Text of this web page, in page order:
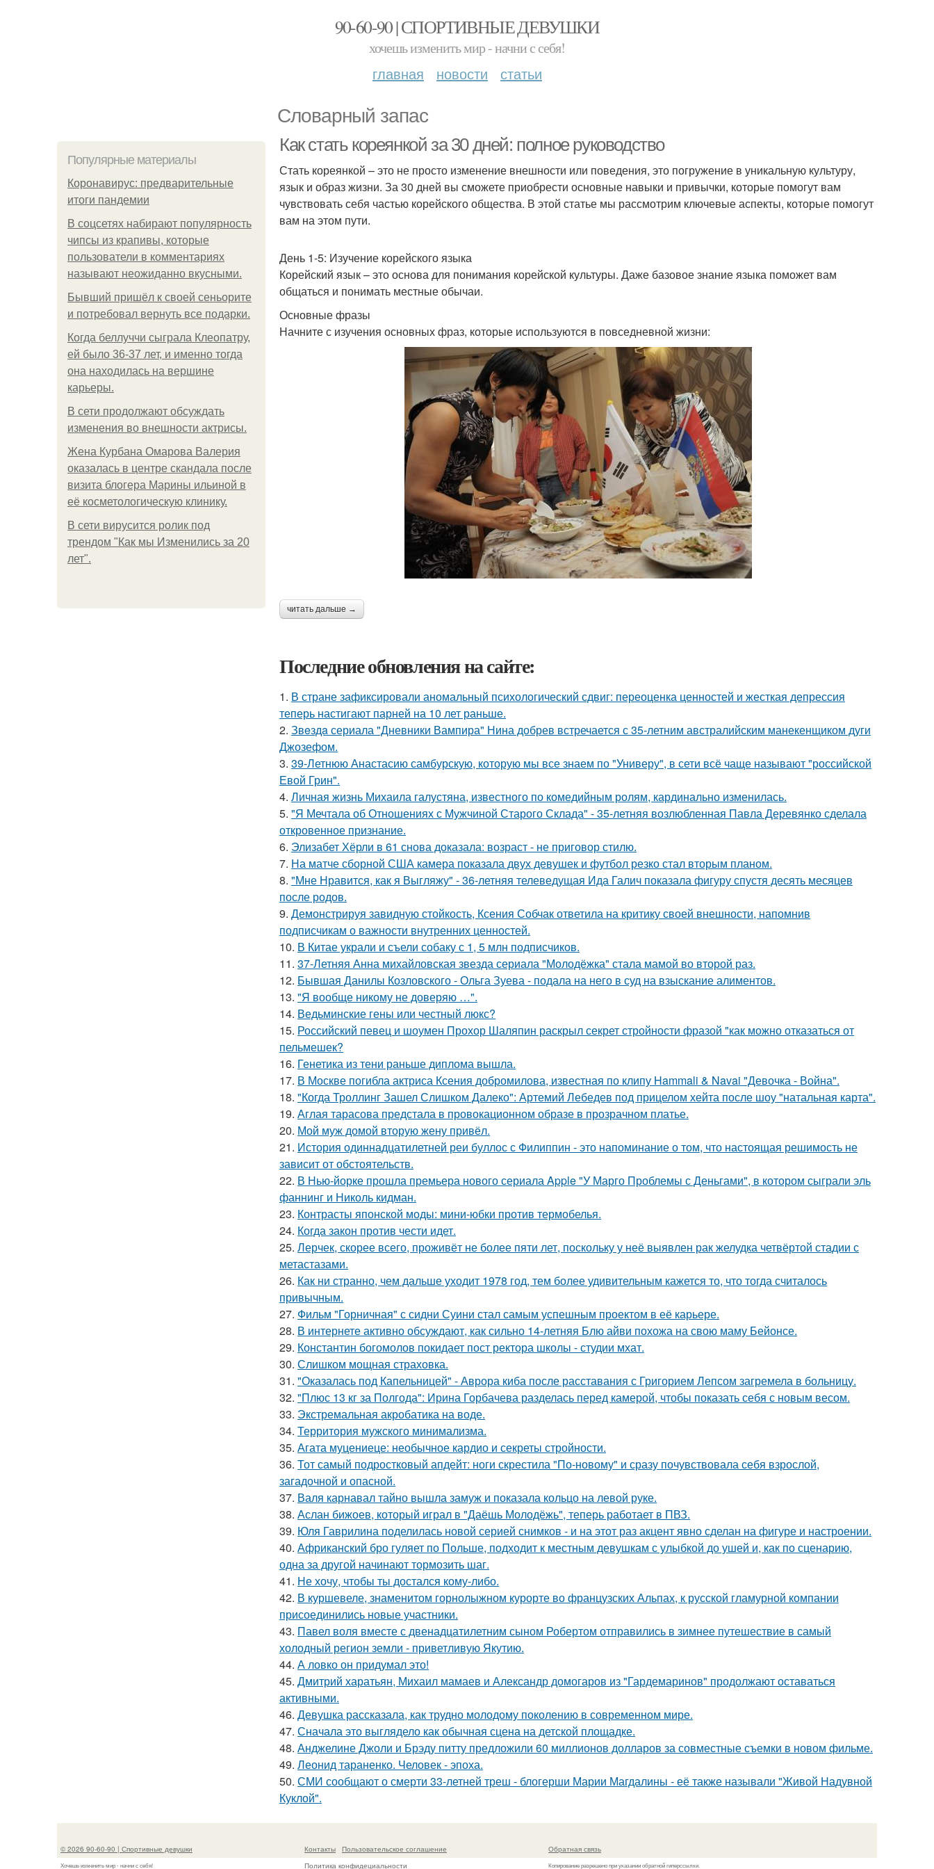
90-60-90 | СПОРТИВНЫЕ ДЕВУШКИ
хочешь изменить мир - начни с себя!
главная новости статьи
Словарный запас
Популярные материалы
Коронавирус: предварительные
итоги пандемии
В соцсетях набирают популярность
чипсы из крапивы, которые
пользователи в комментариях
называют неожиданно вкусными.
Бывший пришёл к своей сеньорите
и потребовал вернуть все подарки.
Когда беллуччи сыграла Клеопатру,
ей было 36-37 лет, и именно тогда
она находилась на вершине
карьеры.
В сети продолжают обсуждать
изменения во внешности актрисы.
Жена Курбана Омарова Валерия
оказалась в центре скандала после
визита блогера Марины ильиной в
её косметологическую клинику.
В сети вирусится ролик под
трендом "Как мы Изменились за 20
лет".
Как стать кореянкой за 30 дней: полное руководство
Стать кореянкой – это не просто изменение внешности или поведения, это погружение в уникальную культуру,
язык и образ жизни. За 30 дней вы сможете приобрести основные навыки и привычки, которые помогут вам
чувствовать себя частью корейского общества. В этой статье мы рассмотрим ключевые аспекты, которые помогут
вам на этом пути.
День 1-5: Изучение корейского языка
Корейский язык – это основа для понимания корейской культуры. Даже базовое знание языка поможет вам
общаться и понимать местные обычаи.
Основные фразы
Начните с изучения основных фраз, которые используются в повседневной жизни:
читать дальше →
Последние обновления на сайте:
1. В стране зафиксировали аномальный психологический сдвиг: переоценка ценностей и жесткая депрессия
теперь настигают парней на 10 лет раньше.
2. Звeздa сериала "Дневники Вампира" Нина добрев встречается с 35-летним австралийским манекенщиком дуги
Джозефом.
3. 39-Летнюю Анастасию самбурскую, которую мы все знаем по "Универу", в сети всё чаще называют "российской
Евой Грин".
4. Личная жизнь Михаила галустяна, известного по комедийным ролям, кардинально изменилась.
5. "Я Мечтала об Отношениях с Мужчиной Старого Склада" - 35-летняя возлюбленная Павла Деревянко сделала
откровенное признание.
6. Элизабет Хёрли в 61 снова доказала: возраст - не приговор стилю.
7. На матче сборной США камера показала двух девушек и футбол резко стал вторым планом.
8. "Мне Нравится, как я Выгляжу" - 36-летняя телеведущая Ида Галич показала фигуру спустя десять месяцев
после родов.
9. Демонстрируя завидную стойкость, Ксения Собчак ответила на критику своей внешности, напомнив
подписчикам о важности внутренних ценностей.
10. В Китае украли и съели собаку с 1, 5 млн подписчиков.
11. 37-Летняя Анна михайловская звезда сериала "Молодёжка" стала мамой во второй раз.
12. Бывшая Данилы Козловского - Ольга Зуева - подала на него в суд на взыскание алиментов.
13. "Я вообще никому не доверяю …".
14. Ведьминские гены или честный люкс?
15. Российский певец и шоумен Прохор Шаляпин раскрыл секрет стройности фразой "как можно отказаться от
пельмешек?
16. Генетика из тени раньше диплома вышла.
17. В Москве погибла актриса Ксения добромилова, известная по клипу Hammali & Navai "Девочка - Война".
18. "Когда Троллинг Зашел Слишком Далеко": Артемий Лебедев под прицелом хейта после шоу "натальная карта".
19. Аглая тарасова предстала в провокационном образе в прозрачном платье.
20. Мой муж домой вторую жену привёл.
21. История одиннадцатилетней реи буллос с Филиппин - это напоминание о том, что настоящая решимость не
зависит от обстоятельств.
22. В Нью-йорке прошла премьера нового сериала Apple "У Марго Проблемы с Деньгами", в котором сыграли эль
фаннинг и Николь кидман.
23. Контрасты японской моды: мини-юбки против термобелья.
24. Когда закон против чести идет.
25. Лерчек, скорее всего, проживёт не более пяти лет, поскольку у неё выявлен рак желудка четвёртой стадии с
метастазами.
26. Как ни странно, чем дальше уходит 1978 год, тем более удивительным кажется то, что тогда считалось
привычным.
27. Фильм "Горничная" с сидни Суини стал самым успешным проектом в её карьере.
28. В интернете активно обсуждают, как сильно 14-летняя Блю айви похожа на свою маму Бейонсе.
29. Константин богомолов покидает пост ректора школы - студии мхат.
30. Слишком мощная страховка.
31. "Оказалась под Капельницей" - Аврора киба после расставания с Григорием Лепсом загремела в больницу.
32. "Плюс 13 кг за Полгода": Ирина Горбачева разделась перед камерой, чтобы показать себя с новым весом.
33. Экстремальная акробатика на воде.
34. Территория мужского минимализма.
35. Агата муцениеце: необычное кардио и секреты стройности.
36. Тот самый подростковый апдейт: ноги скрестила "По-новому" и сразу почувствовала себя взрослой,
загадочной и опасной.
37. Валя карнавал тайно вышла замуж и показала кольцо на левой руке.
38. Аслан бижоев, который играл в "Даёшь Молодёжь", теперь работает в ПВЗ.
39. Юля Гаврилина поделилась новой серией снимков - и на этот раз акцент явно сделан на фигуре и настроении.
40. Африканский бро гуляет по Польше, подходит к местным девушкам с улыбкой до ушей и, как по сценарию,
одна за другой начинают тормозить шаг.
41. Не хочу, чтобы ты достался кому-либо.
42. В куршевеле, знаменитом горнолыжном курорте во французских Альпах, к русской гламурной компании
присоединились новые участники.
43. Павел воля вместе с двенадцатилетним сыном Робертом отправились в зимнее путешествие в самый
холодный регион земли - приветливую Якутию.
44. А ловко он придумал это!
45. Дмитрий харатьян, Михаил мамаев и Александр домогаров из "Гардемаринов" продолжают оставаться
активными.
46. Девушка рассказала, как трудно молодому поколению в современном мире.
47. Сначала это выглядело как обычная сцена на детской площадке.
48. Анджелине Джоли и Брэду питту предложили 60 миллионов долларов за совместные съемки в новом фильме.
49. Леонид тараненко. Человек - эпоха.
50. СМИ сообщают о смерти 33-летней треш - блогерши Марии Магдалины - её также называли "Живой Надувной
Куклой".
© 2026 90-60-90 | Спортивные девушки
Хочешь изменить мир - начни с себя!
Контакты
Пользовательское соглашение
Политика конфидециальности
Обратная связь
Копирование разрешено при указании обратной гиперссылки.